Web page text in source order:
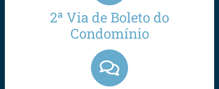
2ª Via de Boleto do
Condomínio